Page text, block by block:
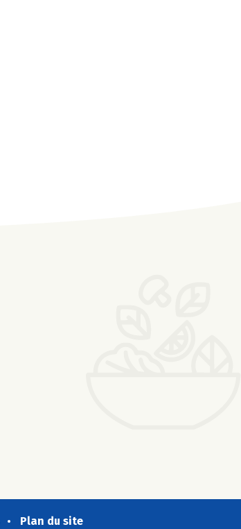
Plan du site